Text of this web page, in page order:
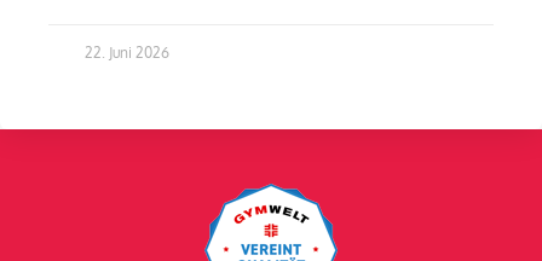
22. Juni 2026